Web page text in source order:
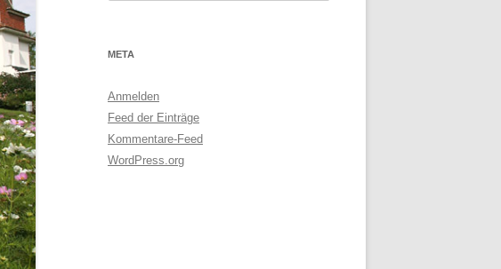
META
Anmelden
Feed der Einträge
Kommentare-Feed
WordPress.org